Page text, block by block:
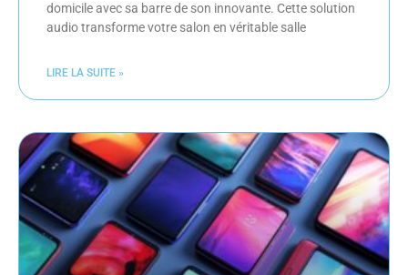
domicile avec sa barre de son innovante. Cette solution
audio transforme votre salon en véritable salle
LIRE LA SUITE »